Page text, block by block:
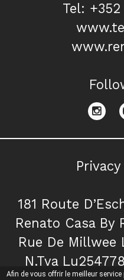
Tel:
181 Route
Renato Casa By
Rue De Millwee
N.Tva
Afin de vous offrir le meilleur